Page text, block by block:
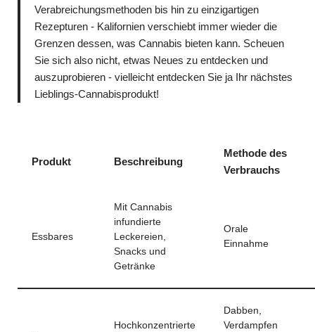
Verabreichungsmethoden bis hin zu einzigartigen
Rezepturen - Kalifornien verschiebt immer wieder die
Grenzen dessen, was Cannabis bieten kann. Scheuen
Sie sich also nicht, etwas Neues zu entdecken und
auszuprobieren - vielleicht entdecken Sie ja Ihr nächstes
Lieblings-Cannabisprodukt!
Produkt Beschreibung
Methode des
Verbrauchs
Essbares
Mit Cannabis
infundierte
Leckereien,
Snacks und
Getränke
Orale
Einnahme
Hochkonzentrierte
Dabben,
Verdampfen